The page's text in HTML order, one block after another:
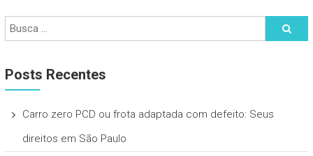
Posts Recentes
Carro zero PCD ou frota adaptada com defeito: Seus
direitos em São Paulo